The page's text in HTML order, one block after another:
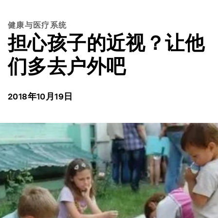
健康与医疗系统
担心孩子的近视？让他
们多去户外吧
2018年10月19日